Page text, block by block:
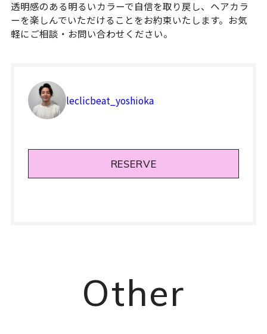
透明感のある明るいカラーで自信を取り戻し、ヘアカラ
ーを楽しんでいただけることをお約束いたします。お気
軽にご相談・お問い合わせください。
leclicbeat_yoshioka
RESERVE
Other